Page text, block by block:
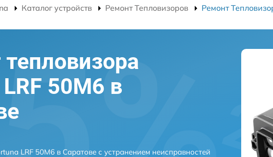
Каталог устройств Ремонт Тепловизоров Ремонт
50M6 в
LRF 50M6 в Саратове с устранением неисправностей